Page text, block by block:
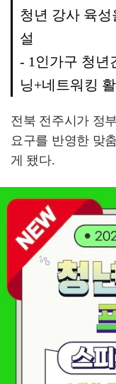
청년 강사 육성
설
- 1인가구 청년
닝+네트워킹
전북 전주시가 정
요구를 반영한 맞
게 됐다.